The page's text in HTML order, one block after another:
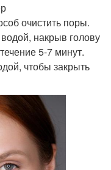
очистить поры.
накрыв голову
5-7 минут.
чтобы закрыть